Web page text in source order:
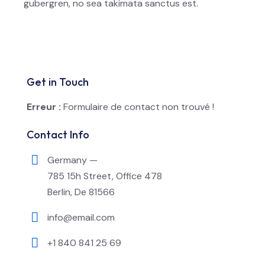
gubergren, no sea takimata sanctus est.
Get in Touch
Erreur : Formulaire de contact non trouvé !
Contact Info
Germany —
785 15h Street, Office 478
Berlin, De 81566
info@email.com
+1 840 841 25 69